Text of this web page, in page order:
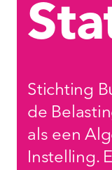
Stichting
de
als een
Instelling.